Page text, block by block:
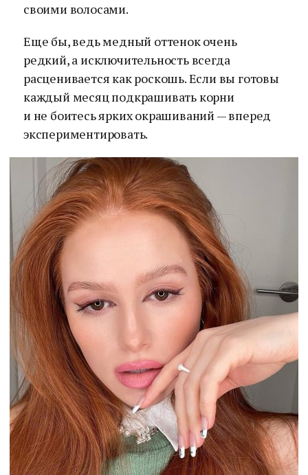
своими волосами.
Еще бы, ведь медный оттенок очень
редкий, а исключительность всегда
расценивается как роскошь. Если вы готовы
каждый месяц подкрашивать корни
и не боитесь ярких окрашиваний — вперед
экспериментировать.